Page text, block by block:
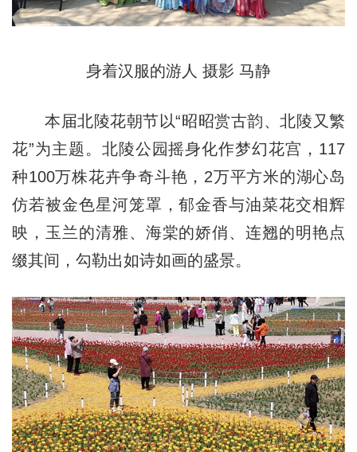
身着汉服的游人 摄影 马静
本届北陵花朝节以“昭昭赏古韵、北陵又繁
花”为主题。北陵公园摇身化作梦幻花宫，117
种100万株花卉争奇斗艳，2万平方米的湖心岛
仿若被金色星河笼罩，郁金香与油菜花交相辉
映，玉兰的清雅、海棠的娇俏、连翘的明艳点
缀其间，勾勒出如诗如画的盛景。